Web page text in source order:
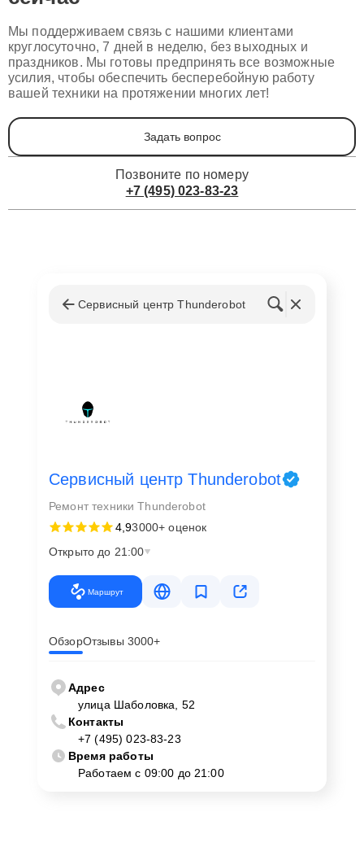
Мы поддерживаем связь с нашими клиентами
круглосуточно, 7 дней в неделю, без выходных и
праздников. Мы готовы предпринять все возможные
усилия, чтобы обеспечить бесперебойную работу
вашей техники на протяжении многих лет!
Задать вопрос
Позвоните по номеру
+7 (495) 023-83-23
Сервисный центр Thunderobot
Сервисный центр Thunderobot
Ремонт техники Thunderobot
4,93000+ оценок
Открыто до 21:00
Маршрут
ОбзорОтзывы 3000+
Адрес
улица Шаболовка, 52
Контакты
+7 (495) 023-83-23
Время работы
Работаем с 09:00 до 21:00